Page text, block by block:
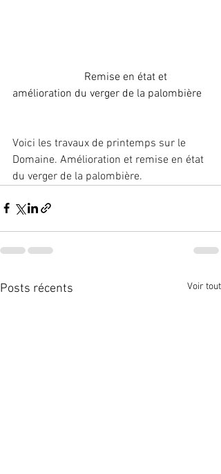
amélioration du verger de la palombière
Voici les travaux de printemps sur le
Domaine. Amélioration et remise en état
du verger de la palombière.
Posts récents Voir tout